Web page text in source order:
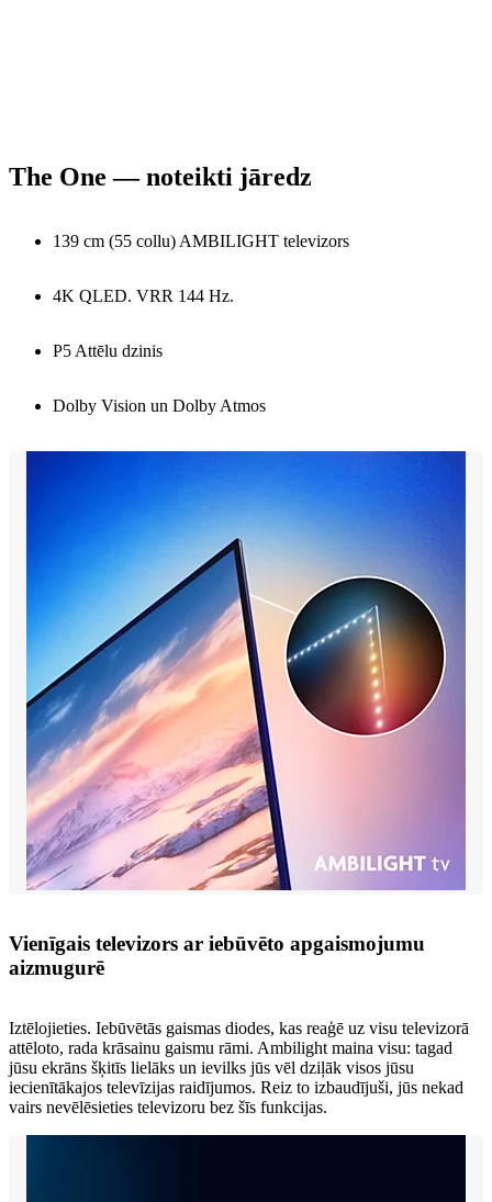
The One — noteikti jāredz
139 cm (55 collu) AMBILIGHT televizors
4K QLED. VRR 144 Hz.
P5 Attēlu dzinis
Dolby Vision un Dolby Atmos
Vienīgais televizors ar iebūvēto apgaismojumu
aizmugurē
Iztēlojieties. Iebūvētās gaismas diodes, kas reaģē uz visu televizorā
attēloto, rada krāsainu gaismu rāmi. Ambilight maina visu: tagad
jūsu ekrāns šķitīs lielāks un ievilks jūs vēl dziļāk visos jūsu
iecienītākajos televīzijas raidījumos. Reiz to izbaudījuši, jūs nekad
vairs nevēlēsieties televizoru bez šīs funkcijas.